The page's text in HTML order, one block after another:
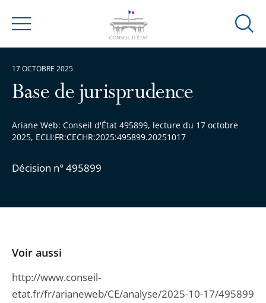
Menu
Ouvrir
Base de jurisprudence
Ariane Web: Conseil d'État 495899, lecture du 17 octobre
2025, ECLI:FR:CECHR:2025:495899.20251017
Décision n° 495899
17 OCTOBRE 2025
Voir aussi
http://www.conseil-
etat.fr/fr/arianeweb/CE/analyse/2025-10-17/495899